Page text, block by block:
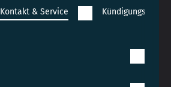
Kontakt & Service